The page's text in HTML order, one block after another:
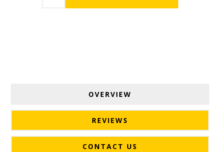
OVERVIEW
REVIEWS
CONTACT US